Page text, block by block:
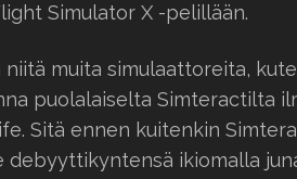
Simulator X -pelillään.
muita simulaattoreita,
puolalaiselta Simteractilta
Sitä ennen kuitenkin
debyyttikyntensä ikiomalla